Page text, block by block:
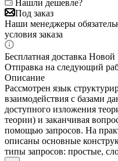
Нашли дешевле?
Под заказ
Наши менеджеры
условия заказа
Бесплатная доставка
Отправка на следующий
Описание
Рассмотрен язык
взаимодействия с базами
доступного изложения
теории) и заканчивая
помощью запросов. На
описаны основные
типы запросов: простые,